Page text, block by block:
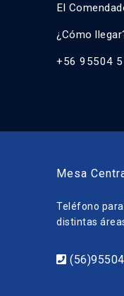
El
¿Cómo
+56 95504
Mesa
Teléfono
distintas